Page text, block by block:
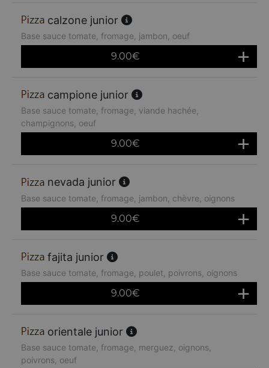
calzone junior
Base sauce tomate, fromage, jambon, oeuf
9.00€
campione junior
Base sauce tomate, fromage, viande hachée,
champignons, oeuf
9.00€
nevada junior
Base sauce tomate, fromage, jambon, chèvre, oignons
9.00€
fajita junior
Base sauce tomate, fromage, poulet, poivrons, oignons
9.00€
orientale junior
Base sauce tomate, fromage, merguez, oignons,
poivrons, oeuf